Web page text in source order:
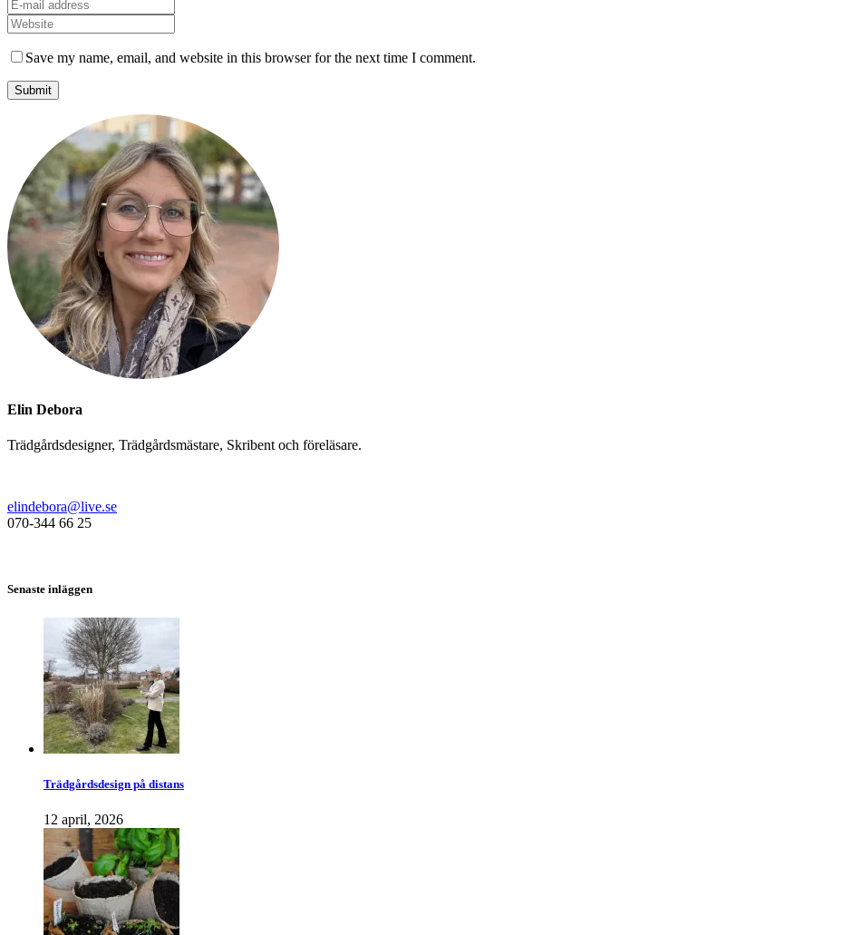
Save my name, email, and website in this browser for the next time I comment.
Elin Debora
Trädgårdsdesigner, Trädgårdsmästare, Skribent och föreläsare.
elindebora@live.se
070-344 66 25
Senaste inläggen
Trädgårdsdesign på distans
12 april, 2026